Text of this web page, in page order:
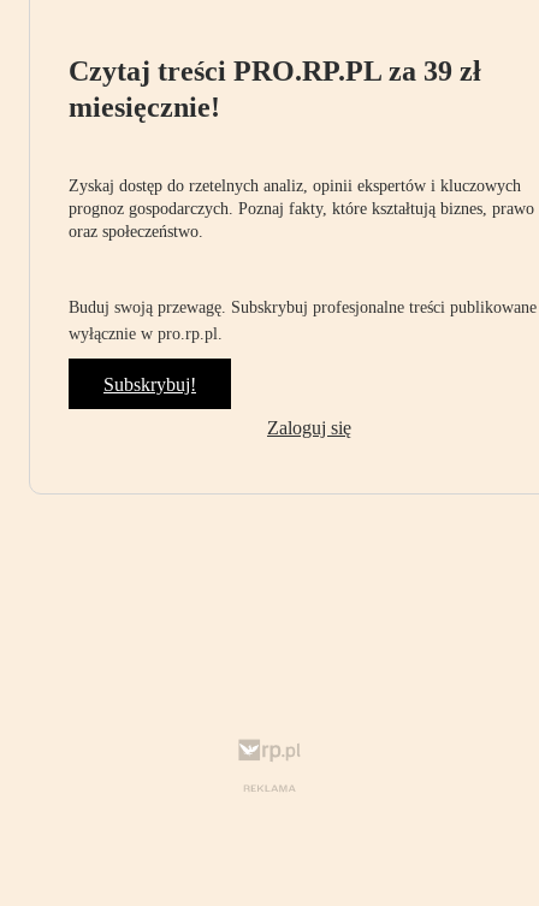
Czytaj treści PRO.RP.PL za 39 zł
miesięcznie!
Zyskaj dostęp do rzetelnych analiz, opinii ekspertów i kluczowych
prognoz gospodarczych. Poznaj fakty, które kształtują biznes, prawo
oraz społeczeństwo.
Buduj swoją przewagę. Subskrybuj profesjonalne treści publikowane
wyłącznie w pro.rp.pl.
Subskrybuj!
Zaloguj się